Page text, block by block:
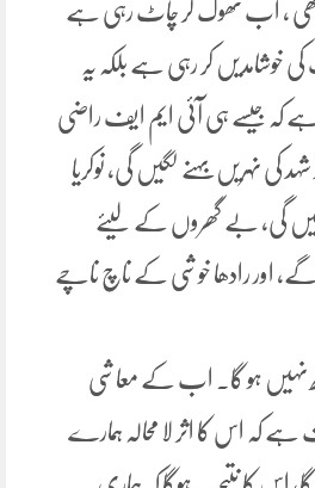
تھی ، اب تھوک کر چاٹ رہی ہے
خوشامدیں کر رہی ہے بلکہ یہ
کہ جیسے ہی آئی ایم ایف راضی
کی نہریں بہنے لگیں گی، نوکریا
گی، بے گھروں کے لیئے
اور رادھا خوشی کے ناچ ناچے
نہیں ہو گا۔ اب کے معاشی
ہے کہ اس کا اثر لا محالہ ہمارے
اس کا نتیجہ یہ ہوگا کہ ہماری